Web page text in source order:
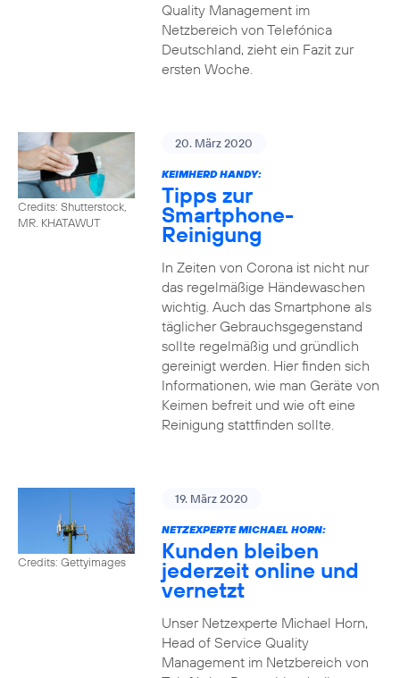
Quality Management im
Netzbereich von Telefónica
Deutschland, zieht ein Fazit zur
ersten Woche.
Credits: Shutterstock,
MR. KHATAWUT
20. März 2020
KEIMHERD HANDY:
Tipps zur
Smartphone-
Reinigung
In Zeiten von Corona ist nicht nur
das regelmäßige Händewaschen
wichtig. Auch das Smartphone als
täglicher Gebrauchsgegenstand
sollte regelmäßig und gründlich
gereinigt werden. Hier finden sich
Informationen, wie man Geräte von
Keimen befreit und wie oft eine
Reinigung stattfinden sollte.
Credits: Gettyimages
19. März 2020
NETZEXPERTE MICHAEL HORN:
Kunden bleiben
jederzeit online und
vernetzt
Unser Netzexperte Michael Horn,
Head of Service Quality
Management im Netzbereich von